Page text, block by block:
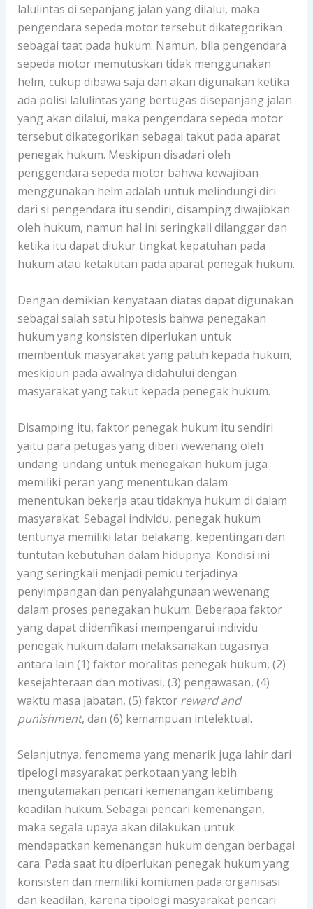
lalulintas di sepanjang jalan yang dilalui, maka
pengendara sepeda motor tersebut dikategorikan
sebagai taat pada hukum. Namun, bila pengendara
sepeda motor memutuskan tidak menggunakan
helm, cukup dibawa saja dan akan digunakan ketika
ada polisi lalulintas yang bertugas disepanjang jalan
yang akan dilalui, maka pengendara sepeda motor
tersebut dikategorikan sebagai takut pada aparat
penegak hukum. Meskipun disadari oleh
penggendara sepeda motor bahwa kewajiban
menggunakan helm adalah untuk melindungi diri
dari si pengendara itu sendiri, disamping diwajibkan
oleh hukum, namun hal ini seringkali dilanggar dan
ketika itu dapat diukur tingkat kepatuhan pada
hukum atau ketakutan pada aparat penegak hukum.
Dengan demikian kenyataan diatas dapat digunakan
sebagai salah satu hipotesis bahwa penegakan
hukum yang konsisten diperlukan untuk
membentuk masyarakat yang patuh kepada hukum,
meskipun pada awalnya didahului dengan
masyarakat yang takut kepada penegak hukum.
Disamping itu, faktor penegak hukum itu sendiri
yaitu para petugas yang diberi wewenang oleh
undang-undang untuk menegakan hukum juga
memiliki peran yang menentukan dalam
menentukan bekerja atau tidaknya hukum di dalam
masyarakat. Sebagai individu, penegak hukum
tentunya memiliki latar belakang, kepentingan dan
tuntutan kebutuhan dalam hidupnya. Kondisi ini
yang seringkali menjadi pemicu terjadinya
penyimpangan dan penyalahgunaan wewenang
dalam proses penegakan hukum. Beberapa faktor
yang dapat diidenfikasi mempengarui individu
penegak hukum dalam melaksanakan tugasnya
antara lain (1) faktor moralitas penegak hukum, (2)
kesejahteraan dan motivasi, (3) pengawasan, (4)
waktu masa jabatan, (5) faktor reward and
punishment, dan (6) kemampuan intelektual.
Selanjutnya, fenomema yang menarik juga lahir dari
tipelogi masyarakat perkotaan yang lebih
mengutamakan pencari kemenangan ketimbang
keadilan hukum. Sebagai pencari kemenangan,
maka segala upaya akan dilakukan untuk
mendapatkan kemenangan hukum dengan berbagai
cara. Pada saat itu diperlukan penegak hukum yang
konsisten dan memiliki komitmen pada organisasi
dan keadilan, karena tipologi masyarakat pencari